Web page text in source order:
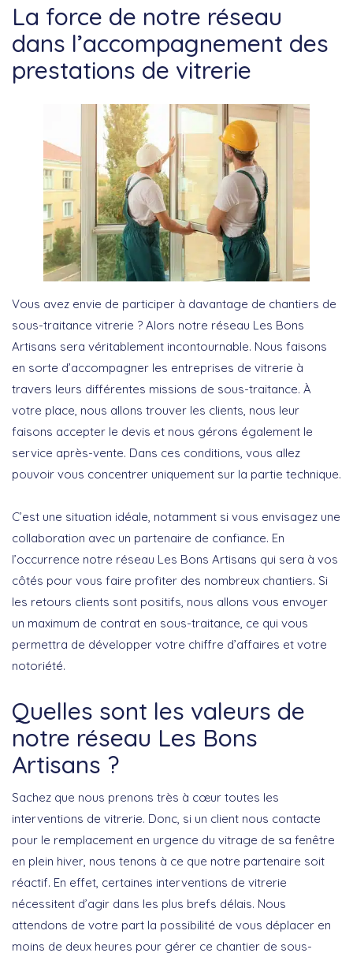
La force de notre réseau
dans l’accompagnement des
prestations de vitrerie
Vous avez envie de participer à davantage de chantiers de
sous-traitance vitrerie ? Alors notre réseau Les Bons
Artisans sera véritablement incontournable. Nous faisons
en sorte d’accompagner les entreprises de vitrerie à
travers leurs différentes missions de sous-traitance. À
votre place, nous allons trouver les clients, nous leur
faisons accepter le devis et nous gérons également le
service après-vente. Dans ces conditions, vous allez
pouvoir vous concentrer uniquement sur la partie technique.
C’est une situation idéale, notamment si vous envisagez une
collaboration avec un partenaire de confiance. En
l’occurrence notre réseau Les Bons Artisans qui sera à vos
côtés pour vous faire profiter des nombreux chantiers. Si
les retours clients sont positifs, nous allons vous envoyer
un maximum de contrat en sous-traitance, ce qui vous
permettra de développer votre chiffre d’affaires et votre
notoriété.
Quelles sont les valeurs de
notre réseau Les Bons
Artisans ?
Sachez que nous prenons très à cœur toutes les
interventions de vitrerie. Donc, si un client nous contacte
pour le remplacement en urgence du vitrage de sa fenêtre
en plein hiver, nous tenons à ce que notre partenaire soit
réactif. En effet, certaines interventions de vitrerie
nécessitent d’agir dans les plus brefs délais. Nous
attendons de votre part la possibilité de vous déplacer en
moins de deux heures pour gérer ce chantier de sous-